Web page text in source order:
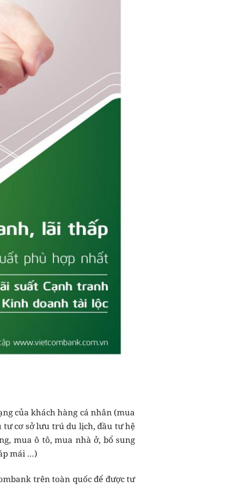
của khách hàng cá nhân (mua
cơ sở lưu trú du lịch, đầu tư hệ
mua ô tô, mua nhà ở, bổ sung
mái …)
trên toàn quốc để được tư